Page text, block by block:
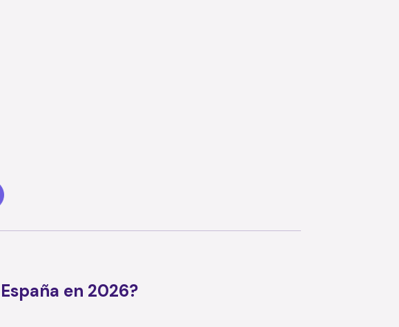
en 2026?